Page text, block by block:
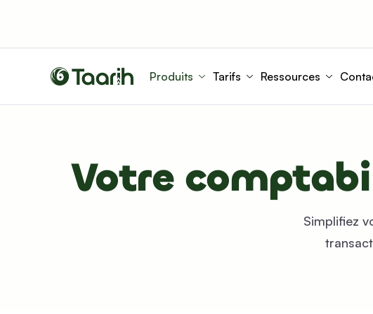
Produits Tarifs Ressources
Votre
Simplifiez